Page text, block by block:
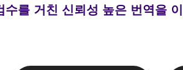
수를 거친 신뢰성 높은 번역을